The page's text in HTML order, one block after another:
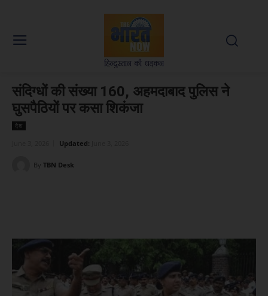
संदिग्धों की संख्या 160, अहमदाबाद पुलिस ने
घुसपैठियों पर कसा शिकंजा
देश
Updated:
By TBN Desk